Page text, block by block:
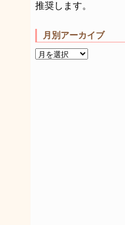
推奨します。
月別アーカイブ